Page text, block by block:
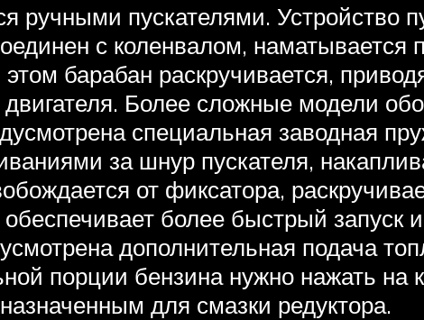
пускателями. Устройство
с коленвалом, наматывается
барабан раскручивается,
Более сложные модели
специальная заводная
за шнур пускателя,
от фиксатора,
более быстрый запуск
дополнительная подача
порции бензина нужно нажать
для смазки редуктора.